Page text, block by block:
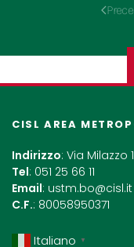
CISL AREA
Indirizzo: Via Milazzo
Tel: 051 25 66 11
Email: ustm.bo@cisl.it
C.F.: 80058950371
Italiano ▼